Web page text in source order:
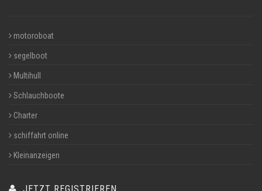
motoroboat
segelboot
Multihull
Schlauchboote
Charter
schiffahrt online
Kleinanzeigen